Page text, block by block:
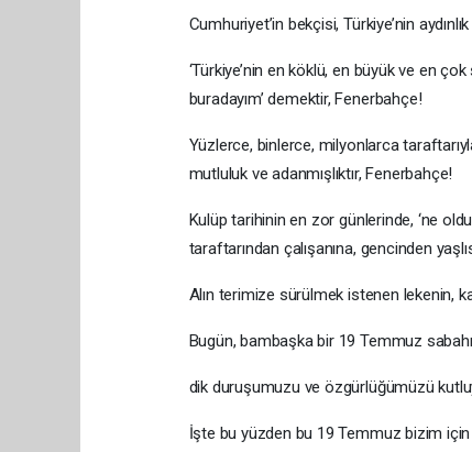
Cumhuriyet’in bekçisi, Türkiye’nin
‘Türkiye’nin en köklü, en büyük ve en çok
buradayım’ demektir, Fenerbahçe!
Yüzlerce, binlerce, milyonlarca
mutluluk ve adanmışlıktır, Fenerbahçe!
Kulüp tarihinin en zor günlerinde, ‘ne
taraftarından çalışanına, gencinden
Alın terimize sürülmek istenen lekenin,
Bugün, bambaşka bir 19 Temmuz
dik duruşumuzu ve özgürlüğümüzü
İşte bu yüzden bu 19 Temmuz bizim